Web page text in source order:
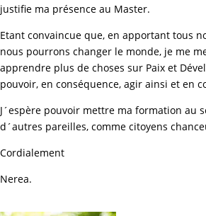
justifie ma présence au Master.
Etant convaincue que, en apportant tous
nous pourrons changer le monde, je me
apprendre plus de choses sur Paix et
pouvoir, en conséquence, agir ainsi et en
J´espère pouvoir mettre ma formation au
d´autres pareilles, comme citoyens
Cordialement
Nerea.